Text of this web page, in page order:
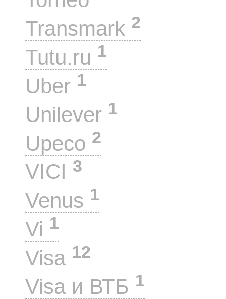
Transmark 2
Tutu.ru 1
Uber 1
Unilever 1
Upeco 2
VICI 3
Venus 1
Vi 1
Visa 12
Visa и ВТБ 1